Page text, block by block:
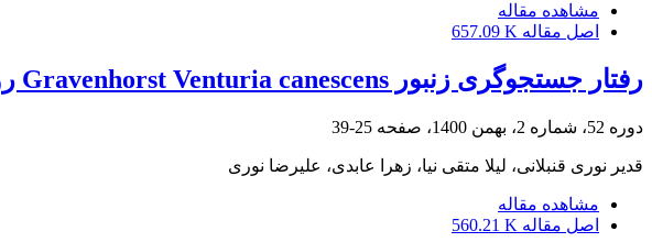
مشاهده مقاله
اصل مقاله 657.09 K
رفتار جستجوگری زنبور Gravenhorst Venturia canescens روی بید سیب‌زمینی، Zeller Phthorimaea operculella
دوره 52، شماره 2، بهمن 1400، صفحه 25-39
قدیر نوری قنبلانی، لیلا متقی نیا، زهرا عابدی، علیرضا نوری
مشاهده مقاله
اصل مقاله 560.21 K